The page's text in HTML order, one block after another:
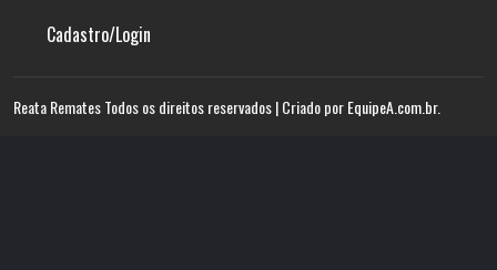
Cadastro/Login
Reata Remates Todos os direitos reservados | Criado porEquipeA.com.br.